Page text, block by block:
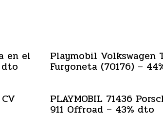
en el Playmobil Volkswagen
Furgoneta (70176) –
PLAYMOBIL 71436
911 Offroad – 43% dto